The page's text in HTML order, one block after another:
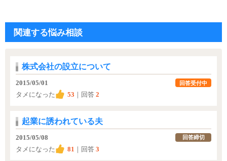
関連する悩み相談
株式会社の設立について
2015/05/01
タメになった
53 ｜回答 2
回答受付中
起業に誘われている夫
2015/05/08
タメになった
81 ｜回答 3
回答締切